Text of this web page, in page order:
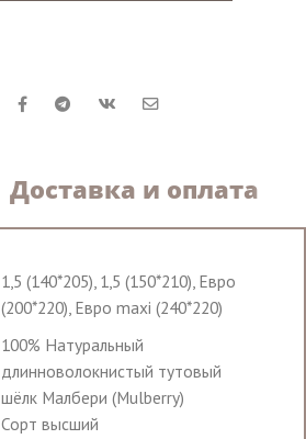
Доставка и оплата
1,5 (140*205), 1,5 (150*210), Евро
(200*220), Евро maxi (240*220)
100% Натуральный
длинноволокнистый тутовый
шёлк Малбери (Mulberry)
Сорт высший